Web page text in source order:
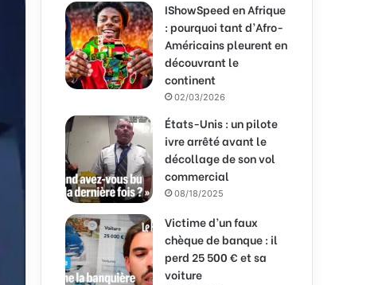
IShowSpeed en Afrique
: pourquoi tant d’Afro-
Américains pleurent en
découvrant le
continent
02/03/2026
États-Unis : un pilote
ivre arrêté avant le
décollage de son vol
commercial
08/18/2025
Victime d’un faux
chèque de banque : il
perd 25 500 € et sa
voiture